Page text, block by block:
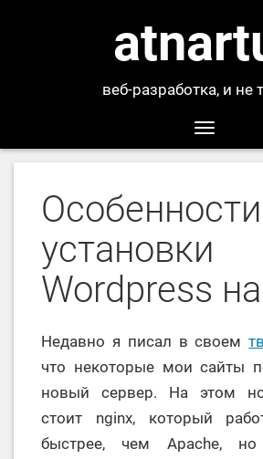
веб-разработка, и не
Toggle
navigation
Особенности
установки
Wordpress
Недавно я писал в своем
что некоторые мои сайты
новый сервер. На этом
стоит nginx, который
быстрее, чем Apache,